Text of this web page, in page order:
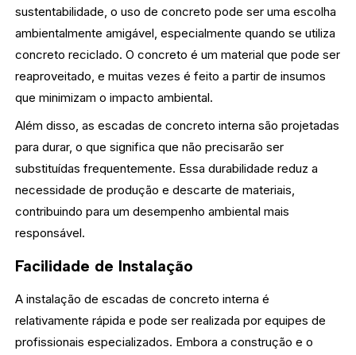
sustentabilidade, o uso de concreto pode ser uma escolha
ambientalmente amigável, especialmente quando se utiliza
concreto reciclado. O concreto é um material que pode ser
reaproveitado, e muitas vezes é feito a partir de insumos
que minimizam o impacto ambiental.
Além disso, as escadas de concreto interna são projetadas
para durar, o que significa que não precisarão ser
substituídas frequentemente. Essa durabilidade reduz a
necessidade de produção e descarte de materiais,
contribuindo para um desempenho ambiental mais
responsável.
Facilidade de Instalação
A instalação de escadas de concreto interna é
relativamente rápida e pode ser realizada por equipes de
profissionais especializados. Embora a construção e o